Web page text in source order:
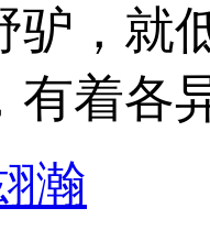
驴，就
有着各
瀚